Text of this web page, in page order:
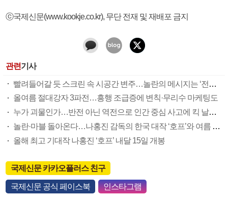
ⓒ국제신문(www.kookje.co.kr), 무단 전재 및 재배포 금지
관련기사
빨려들어갈 듯 스크린 속 시공간 변주…놀란의 메시지는 ‘전쟁 속죄’
올여름 절대강자 3파전…흥행 조급증에 변칙·무리수 마케팅도
누가 괴물인가…반전 아닌 역전으로 인간 중심 사고에 킥 날리다
놀란·마블 돌아온다…나홍진 감독의 한국 대작 ‘호프’와 여름 극장가 대전
올해 최고 기대작 나홍진 ‘호프’ 내달 15일 개봉
국제신문 카카오플러스 친구
국제신문 공식 페이스북 인스타그램